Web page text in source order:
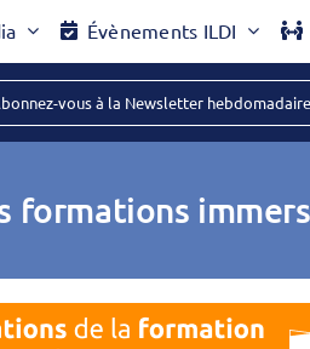
Évènements ILDI
vous à la Newsletter hebdomadaire
formations